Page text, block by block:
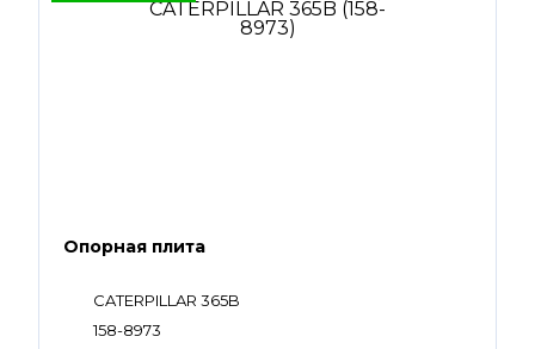
Опорная плита
CATERPILLAR 365B
158-8973